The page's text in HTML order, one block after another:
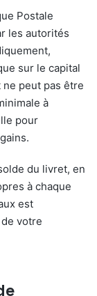
Postale
les autorités
sur le capital
ne peut pas être
à
pour
du livret, en
à chaque
est
votre